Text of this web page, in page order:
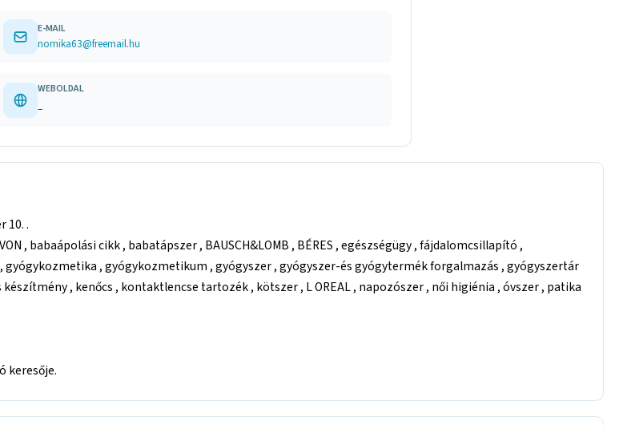
E-MAIL
nomika63@freemail.hu
WEBOLDAL
–
10. .
, babaápolási cikk , babatápszer , BAUSCH&LOMB , BÉRES , egészségügy , fájdalomcsillapító ,
, gyógykozmetikum , gyógyszer , gyógyszer-és gyógytermék forgalmazás , gyógyszertár
, kenőcs , kontaktlencse tartozék , kötszer , L OREAL , napozószer , női higiénia , óvszer , patika
keresője.